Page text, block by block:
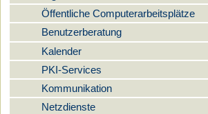
Öffentliche Computerarbeitsplätze
Benutzerberatung
Kalender
PKI-Services
Kommunikation
Netzdienste